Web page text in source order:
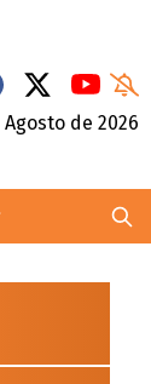
Agosto de 2026